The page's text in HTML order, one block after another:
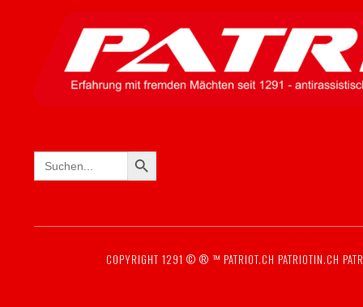
Search
for:
SEARCH BUTTON
COPYRIGHT 1291 © ® ™ PATRIOT.CH PATRIOTIN.CH